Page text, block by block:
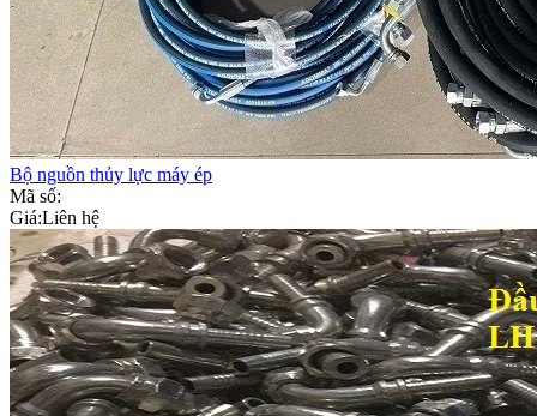
Bộ nguồn thủy lực máy ép
Mã số:
Giá:Liên hệ